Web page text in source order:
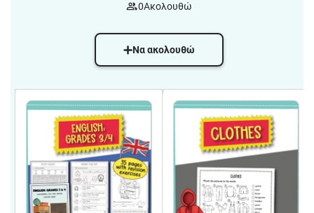
0Ακολουθώ
Να ακολουθώ